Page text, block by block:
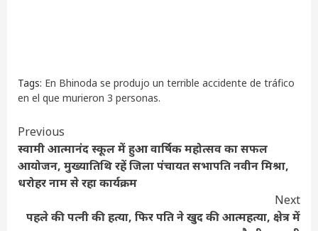
Tags: En Bhinoda se produjo un terrible accidente de tráfico
en el que murieron 3 personas.
Continue
Reading
Previous
स्वामी आत्मानंद स्कूल में हुआ वार्षिक महोत्सव का सफल
आयोजन, मुख्यातिथि रहें जिला पंचायत सभापति नवीन मिश्रा,
धरोहर नाम से रहा कार्यक्रम
Next
पहले की पत्नी की हत्या, फिर पति ने खुद की आत्महत्या, क्षेत्र में